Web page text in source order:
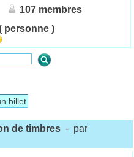
107 membres
personne )
billet
de timbres - par